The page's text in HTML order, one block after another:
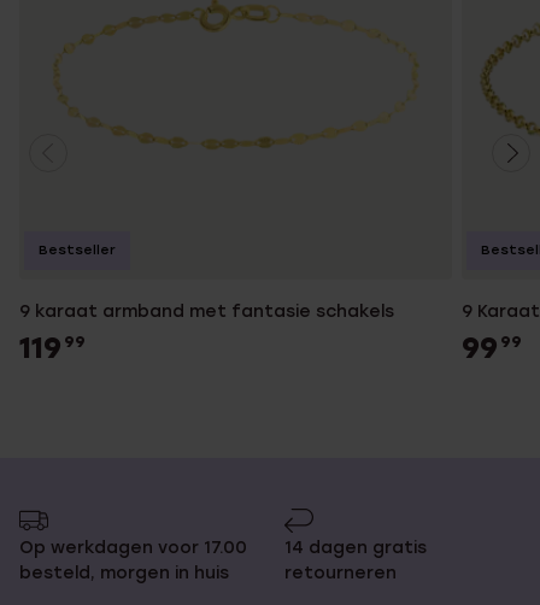
9 karaat armband met fantasie schakels
119 99
Bestseller
9
99 99
Op werkdagen voor 17.00
besteld, morgen in huis
14 dagen gratis
retourneren